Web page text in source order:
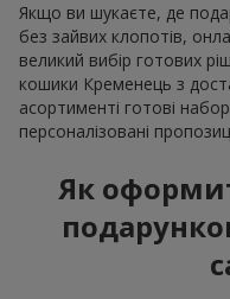
Якщо ви шукаєте, де
без зайвих клопотів,
великий вибір готових
кошики Кременець з
асортименті готові
персоналізовані
Як